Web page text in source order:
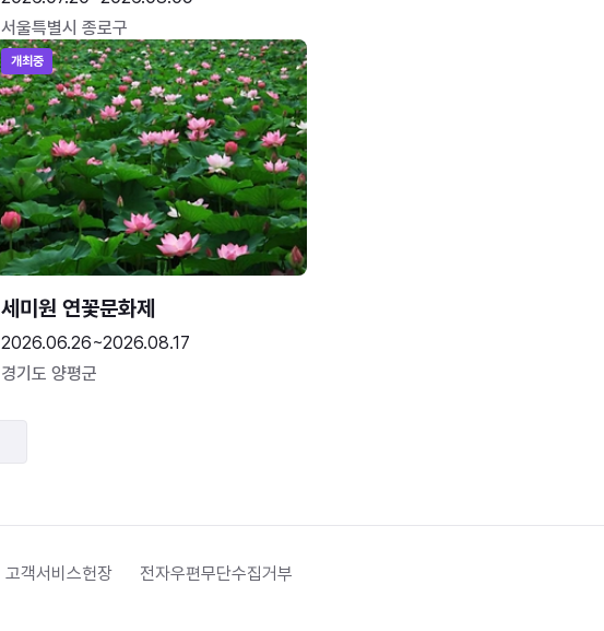
서울특별시 종로구
개최중
세미원 연꽃문화제
2026.06.26~2026.08.17
경기도 양평군
고객서비스헌장
전자우편무단수집거부